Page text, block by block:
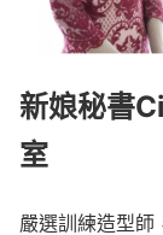
新娘秘書
室
嚴選訓練造型師